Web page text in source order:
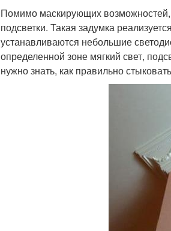
Помимо маскирующих возможностей,
подсветки. Такая задумка
устанавливаются небольшие
определенной зоне мягкий свет,
нужно знать, как правильно